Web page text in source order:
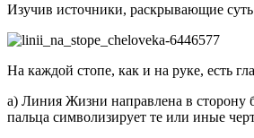
Изучив источники, раскрывающие
На каждой стопе, как и на руке, есть
а) Линия Жизни направлена в сторону
пальца символизирует те или иные